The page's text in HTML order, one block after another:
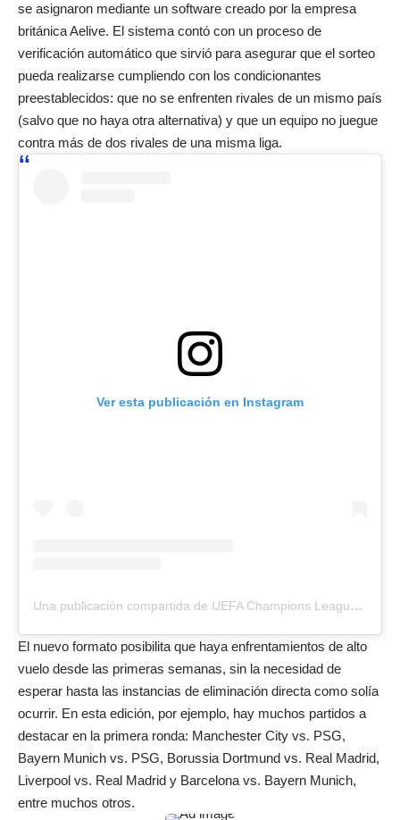
se asignaron mediante un software creado por la empresa
británica Aelive. El sistema contó con un proceso de
verificación automático que sirvió para asegurar que el sorteo
pueda realizarse cumpliendo con los condicionantes
preestablecidos: que no se enfrenten rivales de un mismo país
(salvo que no haya otra alternativa) y que un equipo no juegue
contra más de dos rivales de una misma liga.
Ver esta publicación en Instagram
Una publicación compartida de UEFA Champions League (@championsleague)
El nuevo formato posibilita que haya enfrentamientos de alto
vuelo desde las primeras semanas, sin la necesidad de
esperar hasta las instancias de eliminación directa como solía
ocurrir. En esta edición, por ejemplo, hay muchos partidos a
destacar en la primera ronda: Manchester City vs. PSG,
Bayern Munich vs. PSG, Borussia Dortmund vs. Real Madrid,
Liverpool vs. Real Madrid y Barcelona vs. Bayern Munich,
entre muchos otros.